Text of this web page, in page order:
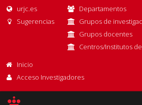
urjc.es
Sugerencias
Departamentos
Grupos de
Grupos docentes
Centros/Institutos
Inicio
Acceso Investigadores